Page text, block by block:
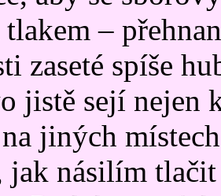
–
zaseté spíše
jistě sejí nejen
jiných
jak násilím